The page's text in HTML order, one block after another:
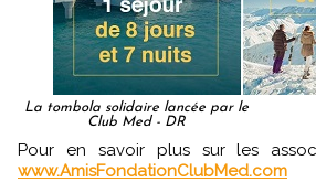
La tombola solidaire lancée par le
Club Med - DR
Pour en savoir plus sur les
www.AmisFondationClubMed.com